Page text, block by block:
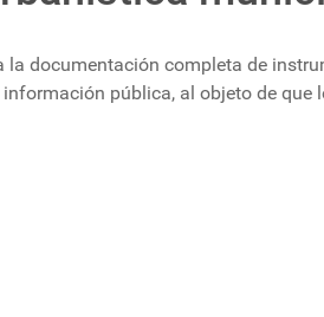
la documentación completa de
pública, al objeto de